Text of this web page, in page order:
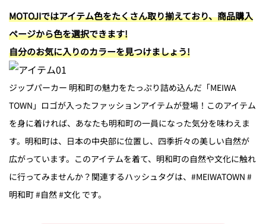
地元一覧
お問い合わせ
MOTOJIではアイテム色をたくさん取り揃えており、商品購入
ページから色を選択できます!
自分のお気に入りのカラーを見つけましょう!
ジップパーカー 明和町の魅力をたっぷり詰め込んだ「MEIWA
TOWN」ロゴが入ったファッションアイテムが登場！このアイテム
を身に着ければ、あなたも明和町の一員になった気分を味わえま
す。明和町は、日本の中央部に位置し、四季折々の美しい自然が
広がっています。このアイテムを着て、明和町の自然や文化に触れ
に行ってみませんか？関連するハッシュタグは、#MEIWATOWN #
明和町 #自然 #文化 です。